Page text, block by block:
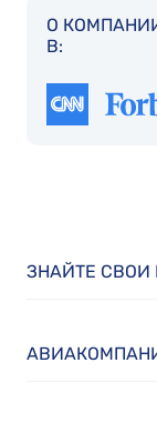
О
В:
ЗНАЙТЕ